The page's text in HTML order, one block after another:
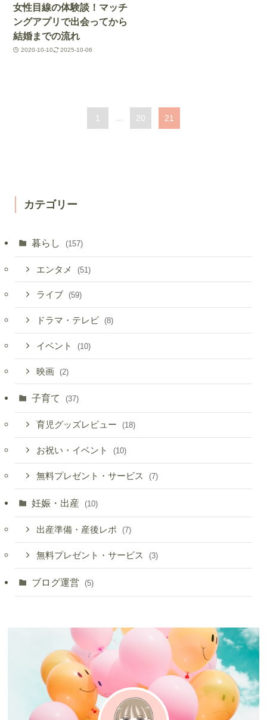
女性目線の体験談！マッチ
ングアプリで出会ってから
結婚までの流れ
2020-10-10 2025-10-06
1 20 21
カテゴリー
暮らし (157)
エンタメ (51)
ライブ (59)
ドラマ・テレビ (8)
イベント (10)
映画 (2)
子育て (37)
育児グッズレビュー (18)
お祝い・イベント (10)
無料プレゼント・サービス (7)
妊娠・出産 (10)
出産準備・産後レポ (7)
無料プレゼント・サービス (3)
ブログ運営 (5)